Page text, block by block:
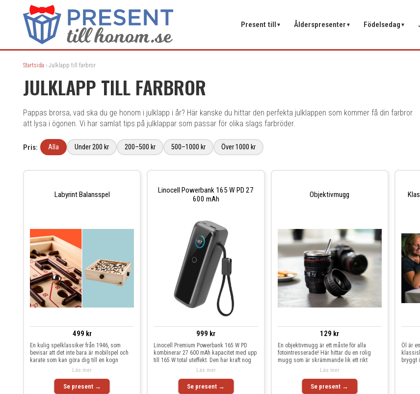
Present till ▼ Ålderspresenter ▼ Födelsedag ▼
Startsida › Julklapp till farbror
JULKLAPP TILL FARBROR
Pappas brorsa, vad ska du ge honom i julklapp i år? Här kanske du hittar den perfekta julklappen som kommer få din farbror
att lysa i ögonen. Vi har samlat tips på julklappar som passar för olika slags farbröder.
Pris: Alla Under 200 kr 200–500 kr 500–1000 kr Över 1000 kr
Labyrint Balansspel
499 kr
En kulig spelklassiker från 1946, som
bevisar att det inte bara är mobilspel och
karate som kan göra dig till en kogn
Se present →
Läs mer
Linocell Powerbank 165 W PD 27
600 mAh
999 kr
Linocell Premium Powerbank 165 W PD
kombinerar 27 600 mAh kapacitet med upp
till 165 W total uteffekt. Den har kraft nog
Se present →
Läs mer
Objektivmugg
129 kr
En objektivmugg är ett måste för alla
fotointresserade! Här hittar du en rolig
mugg som är skrämmande lik ett rikt
Se present →
Läs mer
Öl är
bryggt